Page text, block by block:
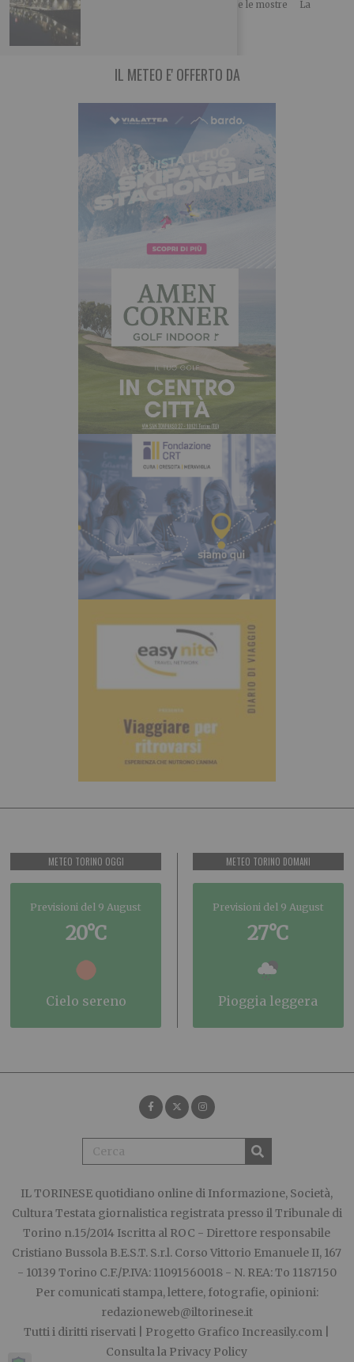
Sabato 15 agosto ingresso ridotto per le collezioni e le mostre La
Fondazione Torino Musei invita
IL METEO E' OFFERTO DA
METEO TORINO OGGI
Previsioni del 9 August
20°C
cielo sereno
METEO TORINO DOMANI
Previsioni del 9 August
27°C
pioggia leggera
IL TORINESE quotidiano online di Informazione, Società,
Cultura Testata giornalistica registrata presso il Tribunale di
Torino n.15/2014 Iscritta al ROC - Direttore responsabile
Cristiano Bussola B.E.S.T. S.r.l. Corso Vittorio Emanuele II, 167
- 10139 Torino C.F./P.IVA: 11091560018 - N. REA: To 1187150
Per comunicati stampa, lettere, fotografie, opinioni:
redazioneweb@iltorinese.it
Tutti i diritti riservati | Progetto Grafico Increasily.com
Consulta la Privacy Policy